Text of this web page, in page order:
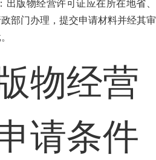
出版物经营许可证应在所在地省、
部门办理，提交申请材料并经其审
物经营
请条件